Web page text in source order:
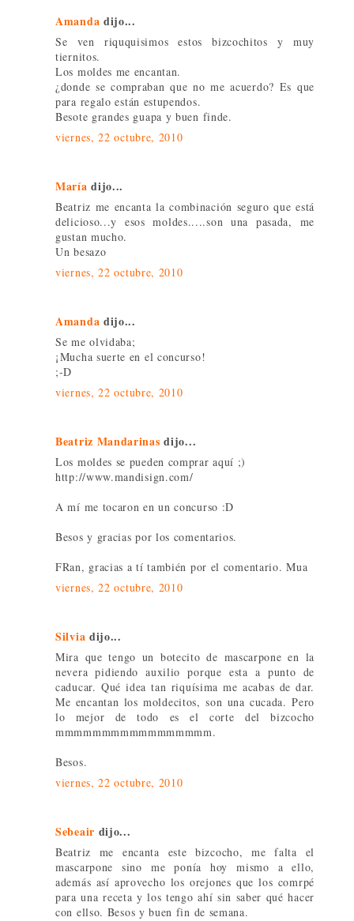
Amanda dijo...
Se ven riququisimos estos bizcochitos y muy
tiernitos.
Los moldes me encantan.
¿donde se compraban que no me acuerdo? Es que
para regalo están estupendos.
Besote grandes guapa y buen finde.
viernes, 22 octubre, 2010
María dijo...
Beatriz me encanta la combinación seguro que está
delicioso...y esos moldes.....son una pasada, me
gustan mucho.
Un besazo
viernes, 22 octubre, 2010
Amanda dijo...
Se me olvidaba;
¡Mucha suerte en el concurso!
;-D
viernes, 22 octubre, 2010
Beatriz Mandarinas dijo...
Los moldes se pueden comprar aquí ;)
http://www.mandisign.com/
A mí me tocaron en un concurso :D
Besos y gracias por los comentarios.
FRan, gracias a tí también por el comentario. Mua
viernes, 22 octubre, 2010
Silvia dijo...
Mira que tengo un botecito de mascarpone en la
nevera pidiendo auxilio porque esta a punto de
caducar. Qué idea tan riquísima me acabas de dar.
Me encantan los moldecitos, son una cucada. Pero
lo mejor de todo es el corte del bizcocho
mmmmmmmmmmmmmmmmm.
Besos.
viernes, 22 octubre, 2010
Sebeair dijo...
Beatriz me encanta este bizcocho, me falta el
mascarpone sino me ponía hoy mismo a ello,
además así aprovecho los orejones que los comrpé
para una receta y los tengo ahí sin saber qué hacer
con ellso. Besos y buen fin de semana.